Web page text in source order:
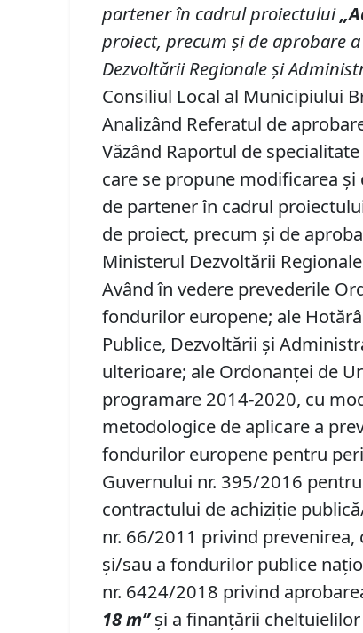
partener în cadrul proiectului
proiect, precum şi de aprobare
Dezvoltării Regionale şi
Consiliul Local al Municipiului
Analizând Referatul de
Văzând Raportul de
care se propune modificarea
de partener în cadrul
de proiect, precum şi de
Ministerul Dezvoltării
Având în vedere prevederile
fondurilor europene; ale
Publice, Dezvoltării și
ulterioare; ale Ordonanței de
programare 2014-2020, cu
metodologice de aplicare a
fondurilor europene pentru
Guvernului nr. 395/2016
contractului de achiziție
nr. 66/2011 privind
şi/sau a fondurilor publice
nr. 6424/2018 privind
18m”și a finanțării